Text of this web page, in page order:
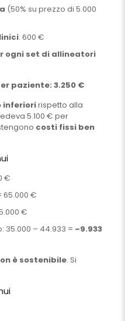
(50% su prezzo di 5.000
: 600 €
ogni set di allineatori
paziente: 3.250 €
inferioririspetto alla
5.100 € per
costi fissi ben
€
65.000 €
€
35.000 – 44.933 = –9.933
è sostenibile. Si